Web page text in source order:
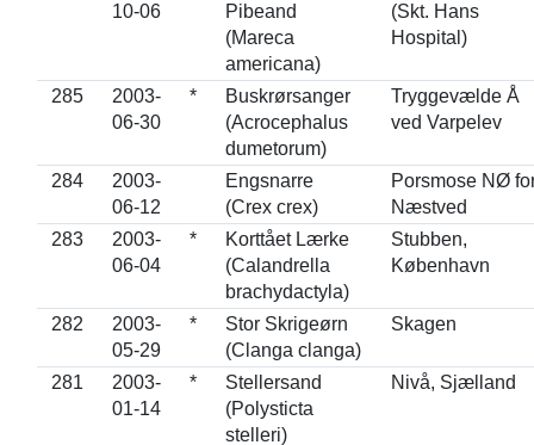
10-06
Pibeand
(Mareca
americana)
(Skt. Hans
Hospital)
285
2003-
06-30
*
Buskrørsanger
(Acrocephalus
dumetorum)
Tryggevælde Å
ved Varpelev
284
2003-
06-12
Engsnarre
(Crex crex)
Porsmose NØ
Næstved
283
2003-
06-04
*
Korttået Lærke
(Calandrella
brachydactyla)
Stubben,
København
282
2003-
05-29
*
Stor Skrigeørn
(Clanga clanga)
Skagen
281
2003-
01-14
*
Stellersand
(Polysticta
stelleri)
Nivå, Sjælland